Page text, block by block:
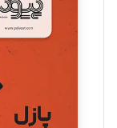
مینا
یسنا